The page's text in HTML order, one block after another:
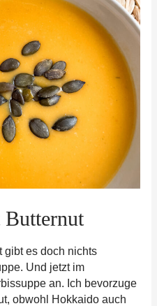
gibt es doch nichts
Und jetzt im
an. Ich bevorzuge
obwohl Hokkaido auch